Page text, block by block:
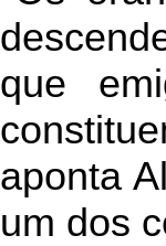
que
aponta
um dos